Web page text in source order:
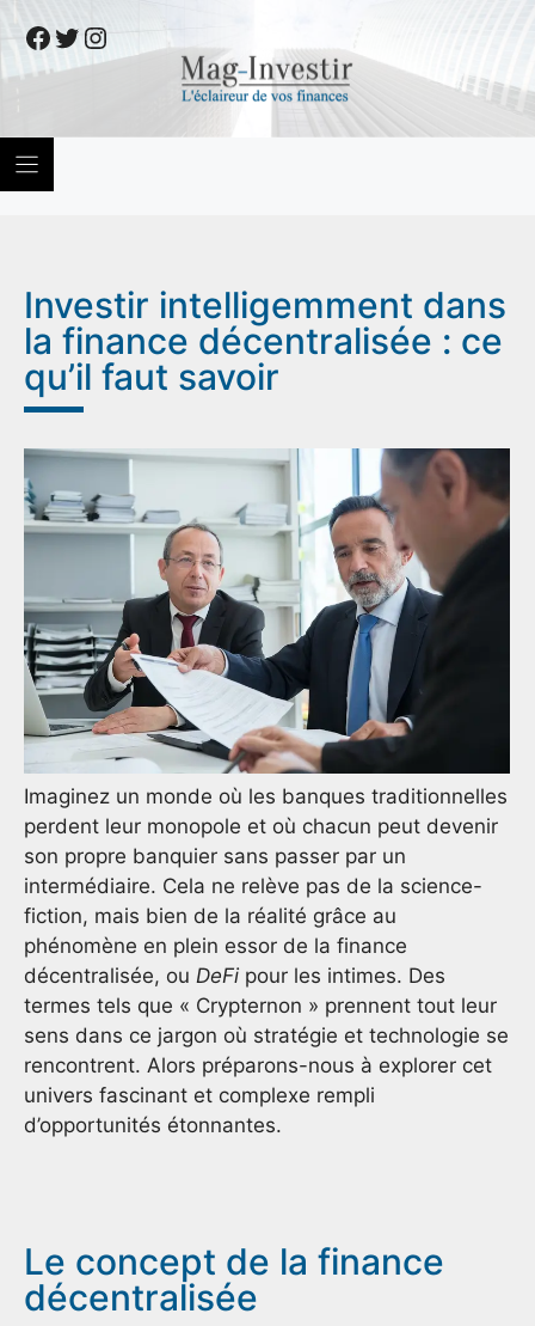
to
content
Facebook
Twitter
Instagram
Investir intelligemment dans
la finance décentralisée : ce
qu’il faut savoir
Imaginez un monde où les banques traditionnelles
perdent leur monopole et où chacun peut devenir
son propre banquier sans passer par un
intermédiaire. Cela ne relève pas de la science-
fiction, mais bien de la réalité grâce au
phénomène en plein essor de la finance
décentralisée, ou DeFi pour les intimes. Des
termes tels que « Crypternon » prennent tout leur
sens dans ce jargon où stratégie et technologie se
rencontrent. Alors préparons-nous à explorer cet
univers fascinant et complexe rempli
d’opportunités étonnantes.
Le concept de la finance
décentralisée